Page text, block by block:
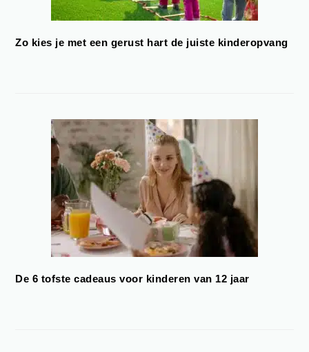
Zo kies je met een gerust hart de juiste kinderopvang
De 6 tofste cadeaus voor kinderen van 12 jaar